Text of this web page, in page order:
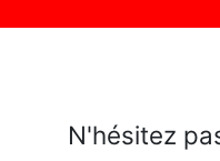
N'hésitez